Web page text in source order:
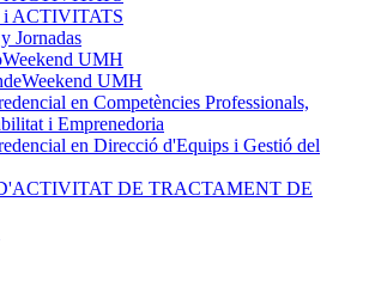
ACTIVITATS
Jornadas
UMH
UMH
en Competències Professionals,
i Emprenedoria
en Direcció d'Equips i Gestió del
DE TRACTAMENT DE